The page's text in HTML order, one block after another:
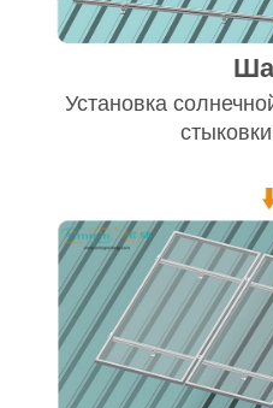
Установка